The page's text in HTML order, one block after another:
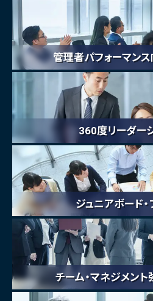
管理者パフォーマン
360度リーダー
ジュニアボード
チーム・マネジメン